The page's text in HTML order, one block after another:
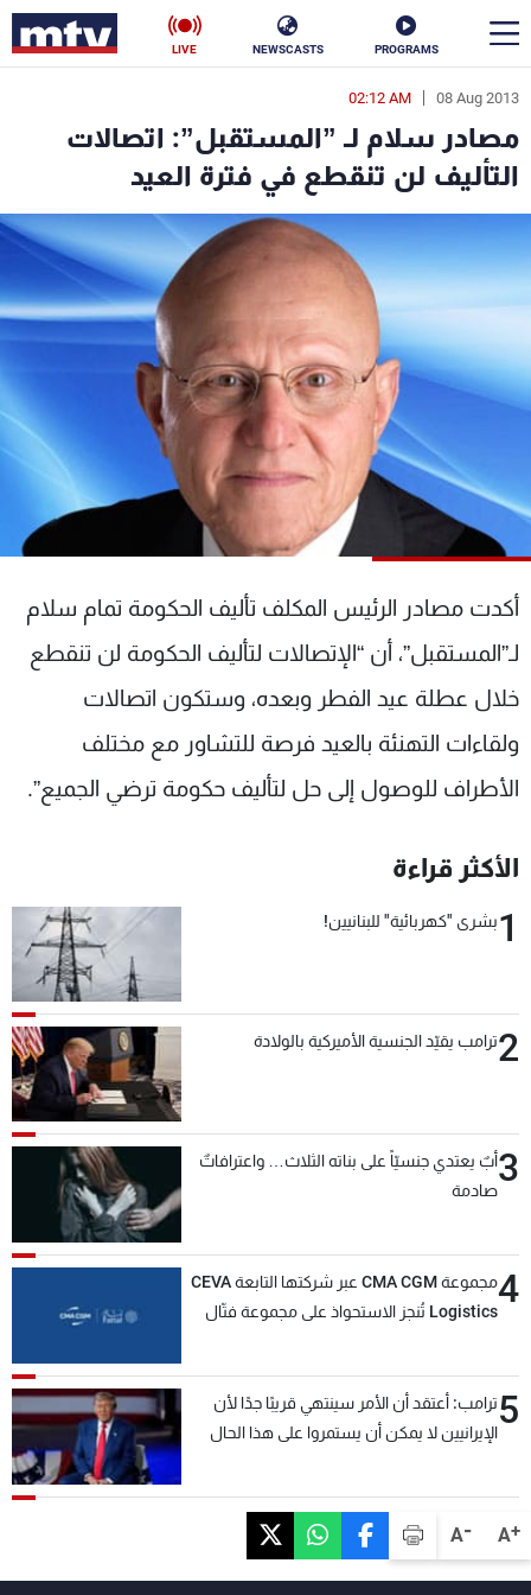
PROGRAMS
NEWSCASTS
LIVE
A+
A-
08 Aug 2013
02:12 AM
مصادر سلام لـ ”المستقبل”: اتصالات
التأليف لن تنقطع في فترة العيد
أكدت مصادر الرئيس المكلف تأليف الحكومة تمام سلام
لـ”المستقبل”، أن “الإتصالات لتأليف الحكومة لن تنقطع
خلال عطلة عيد الفطر وبعده، وستكون اتصالات
ولقاءات التهنئة بالعيد فرصة للتشاور مع مختلف
الأطراف للوصول إلى حل لتأليف حكومة ترضي الجميع”.
الأكثر قراءة
1بشرى "كهربائية" للبنانيين!
2ترامب يقيّد الجنسية الأميركية بالولادة
3أبٌ يعتدي جنسيّاً على بناته الثلاث… واعترافاتٌ
صادمة
4
مجموعة CMA CGM عبر شركتها التابعة CEVA
Logistics تُنجز الاستحواذ على مجموعة فتّال
5ترامب: أعتقد أن الأمر سينتهي قريبًا جدًا لأن
الإيرانيين لا يمكن أن يستمروا على هذا الحال
en
الأخبار
سياسة ناس
إقتصاد فن
كأس العالم
البرامج
جدول البرامج
شاهد البرامج
الترددات
عن MTV
الإنـتـاج
لاعلاناتكم
وظائف
تواصل معنا
شروط الإسـتخدام
سياسة الخصوصية